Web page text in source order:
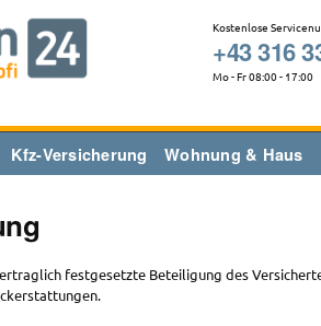
Kostenlose
+43 316
Mo - Fr 08:00 - 17:00
Kfz-Versicherung Wohnung & Haus
festgesetzte Beteiligung des